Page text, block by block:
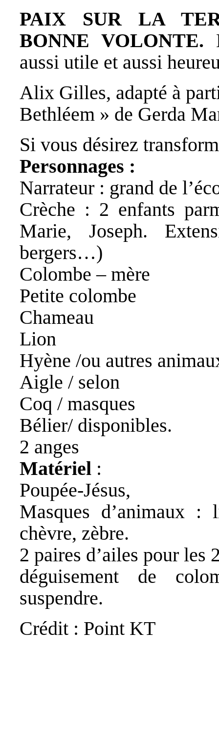
PAIX SUR LA
BONNE VOLONTE.
aussi utile et aussi
Alix Gilles, adapté à
Bethléem » de Gerda
Si vous désirez
Personnages :
Narrateur : grand de
Crèche : 2 enfants
Marie, Joseph.
bergers…)
Colombe – mère
Petite colombe
Chameau
Lion
Hyène /ou autres
Aigle / selon
Coq / masques
Bélier/ disponibles.
2 anges
Matériel :
Poupée-Jésus,
Masques d’animaux :
chèvre, zèbre.
2 paires d’ailes pour les
déguisement de
suspendre.
Crédit : Point KT